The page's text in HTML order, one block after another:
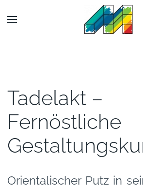
Tadelakt –
Fernöstliche
Orientalischer Putz in